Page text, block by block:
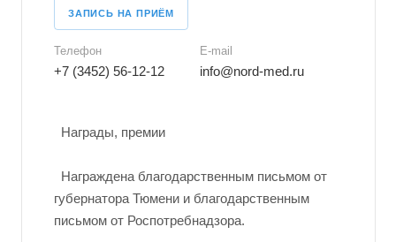
ЗАПИСЬ НА ПРИЁМ
Телефон
+7 (3452) 56-12-12
E-mail
info@nord-med.ru
Награды, премии
Награждена благодарственным письмом от
губернатора Тюмени и благодарственным
письмом от Роспотребнадзора.